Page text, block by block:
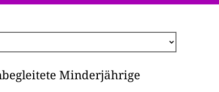
Minderjährige